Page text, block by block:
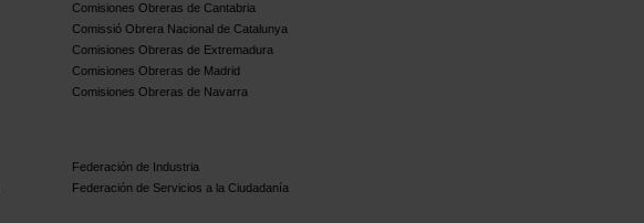
Comisiones Obreras de Cantabria
Comissió Obrera Nacional de Catalunya
Comisiones Obreras de Extremadura
Comisiones Obreras de Madrid
Comisiones Obreras de Navarra
Federación de Industria
Federación de Servicios a la Ciudadanía